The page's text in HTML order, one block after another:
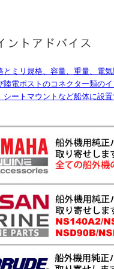
とミリ規格、容量、重量、電
陸電ポストのコネクター類の
シートマウントなど船体に設